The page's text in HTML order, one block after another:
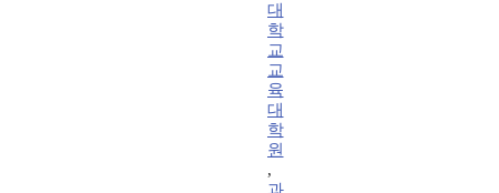
대
학
교
교
육
대
학
원
,